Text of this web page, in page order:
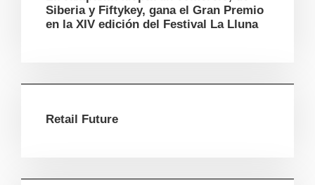
Siberia y Fiftykey, gana el Gran Premio
en la XIV edición del Festival La Lluna
Retail Future